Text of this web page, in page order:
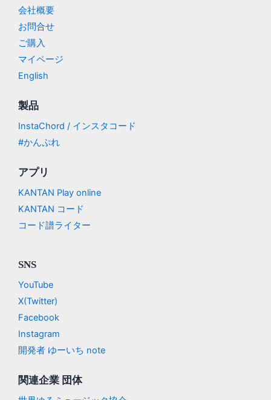
会社概要
お問合せ
ご購入
マイページ
English
製品
InstaChord / インスタコード
#かんぷれ
アプリ
KANTAN Play online
KANTAN コード
コード譜ライター
SNS
YouTube
X(Twitter)
Facebook
Instagram
開発者 ゆーいち note
関連企業 団体